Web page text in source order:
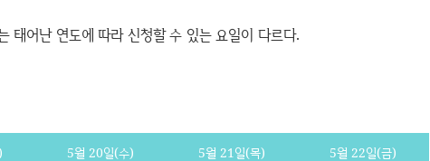
태어난 연도에 따라 신청할 수 있는 요일이 다르다.
5월 20일(수) 5월 21일(목) 5월 22일(금)